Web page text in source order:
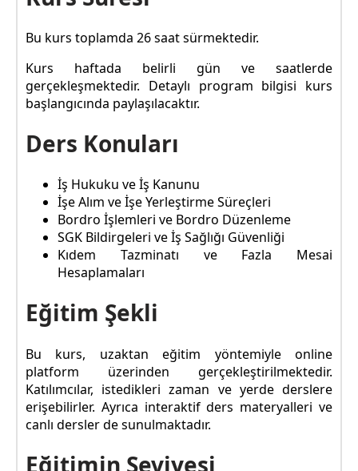
Bu kurs toplamda 26 saat sürmektedir.
Kurs haftada belirli gün ve saatlerde
gerçekleşmektedir. Detaylı program bilgisi kurs
başlangıcında paylaşılacaktır.
Ders Konuları
İş Hukuku ve İş Kanunu
İşe Alım ve İşe Yerleştirme Süreçleri
Bordro İşlemleri ve Bordro Düzenleme
SGK Bildirgeleri ve İş Sağlığı Güvenliği
Kıdem Tazminatı ve Fazla Mesai
Hesaplamaları
Eğitim Şekli
Bu kurs, uzaktan eğitim yöntemiyle online
platform üzerinden gerçekleştirilmektedir.
Katılımcılar, istedikleri zaman ve yerde derslere
erişebilirler. Ayrıca interaktif ders materyalleri ve
canlı dersler de sunulmaktadır.
Eğitimin Seviyesi